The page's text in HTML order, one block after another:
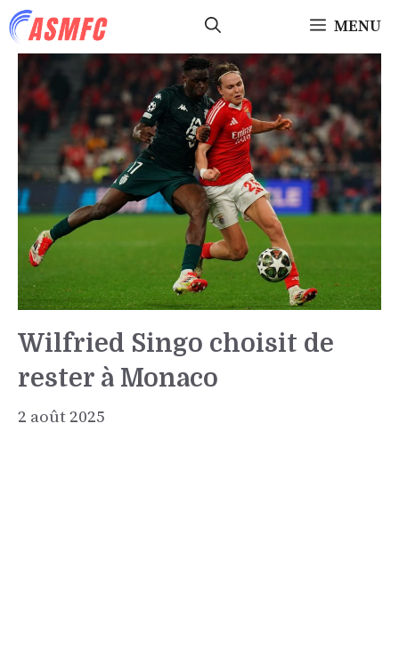
Aller
au
contenu
MENU
Wilfried Singo choisit de
rester à Monaco
2 août 2025